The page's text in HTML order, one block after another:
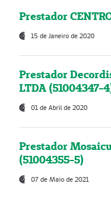
Prestador
15 de Janeiro de 2020
Prestador
LTDA (51004347-
01 de Abril de 2020
Prestador
(51004355-5)
07 de Maio de 2021